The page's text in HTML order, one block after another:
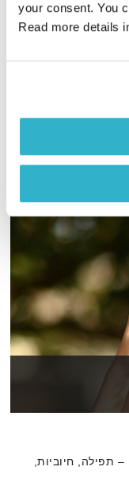
your consent. You
Read more details
תפילה, חיוביות,